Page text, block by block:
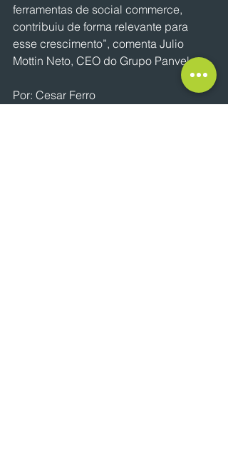
ferramentas de social commerce,
contribuiu de forma relevante para
esse crescimento”, comenta Julio
Mottin Neto, CEO do Grupo Panvel.
Por: Cesar Ferro